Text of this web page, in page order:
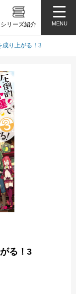
シリーズ紹介 MENU
成り上がる！3
る！3